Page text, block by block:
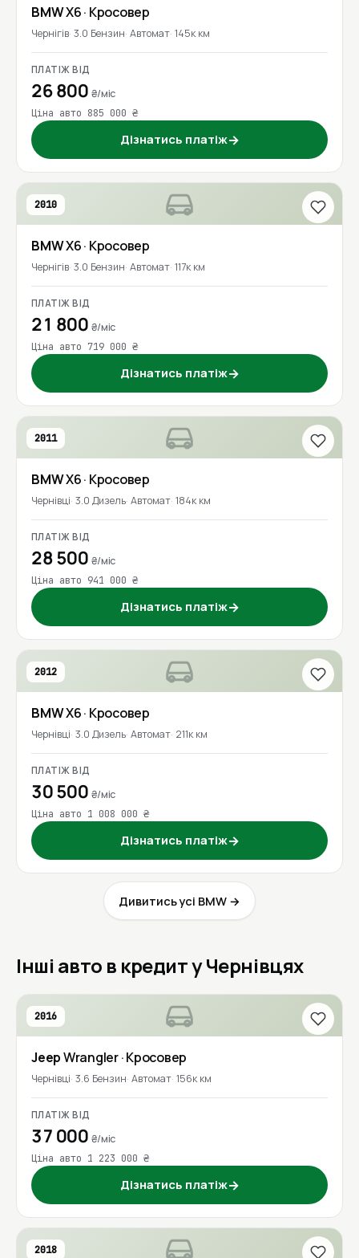
BMWX6· Кросовер
Чернігів 3.0 Бензин Автомат 145к км
ПЛАТІЖ ВІД
26 800 ₴/міс
Ціна авто 885 000 ₴
Дізнатись платіж→
2010
BMWX6· Кросовер
Чернігів 3.0 Бензин Автомат 117к км
ПЛАТІЖ ВІД
21 800 ₴/міс
Ціна авто 719 000 ₴
Дізнатись платіж→
2011
BMWX6· Кросовер
Чернівці 3.0 Дизель Автомат 184к км
ПЛАТІЖ ВІД
28 500 ₴/міс
Ціна авто 941 000 ₴
Дізнатись платіж→
2012
BMWX6· Кросовер
Чернівці 3.0 Дизель Автомат 211к км
ПЛАТІЖ ВІД
30 500 ₴/міс
Ціна авто 1 008 000 ₴
Дізнатись платіж→
Дивитись усі BMW →
Інші авто в кредит у Чернівцях
2016
JeepWrangler· Кросовер
Чернівці 3.6 Бензин Автомат 156к км
ПЛАТІЖ ВІД
37 000 ₴/міс
Ціна авто 1 223 000 ₴
Дізнатись платіж→
2018